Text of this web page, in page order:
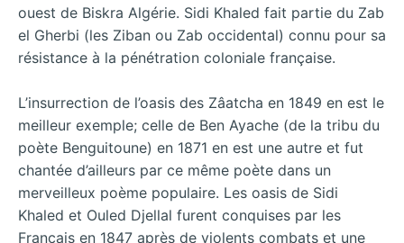
ouest de Biskra Algérie. Sidi Khaled fait partie du Zab
el Gherbi (les Ziban ou Zab occidental) connu pour sa
résistance à la pénétration coloniale française.
L’insurrection de l’oasis des Zâatcha en 1849 en est le
meilleur exemple; celle de Ben Ayache (de la tribu du
poète Benguitoune) en 1871 en est une autre et fut
chantée d’ailleurs par ce même poète dans un
merveilleux poème populaire. Les oasis de Sidi
Khaled et Ouled Djellal furent conquises par les
Français en 1847 après de violents combats et une